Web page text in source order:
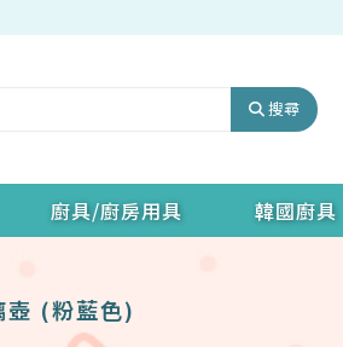
搜尋
廚具/廚房用具 韓國廚具
(粉藍色)